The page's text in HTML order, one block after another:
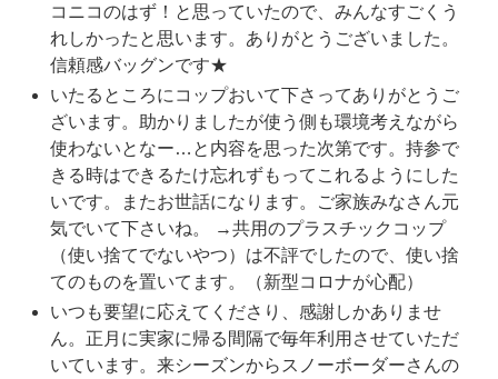
コニコのはず！と思っていたので、みんなすごくう
れしかったと思います。ありがとうございました。
信頼感バッグンです★
いたるところにコップおいて下さってありがとうご
ざいます。助かりましたが使う側も環境考えながら
使わないとなー…と内容を思った次第です。持参で
きる時はできるたけ忘れずもってこれるようにした
いです。またお世話になります。ご家族みなさん元
気でいて下さいね。 →共用のプラスチックコップ
（使い捨てでないやつ）は不評でしたので、使い捨
てのものを置いてます。（新型コロナが心配）
いつも要望に応えてくださり、感謝しかありませ
ん。正月に実家に帰る間隔で毎年利用させていただ
いています。来シーズンからスノーボーダーさんの